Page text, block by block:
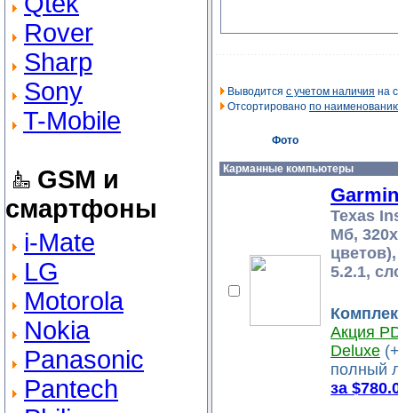
Rover
Sharp
Sony
T-Mobile
GSM и
смартфоны
i-Mate
LG
Motorola
Nokia
Panasonic
Pantech
Выводится с учетом наличия на
Отсортировано по
Фото
Карманные компьютеры
Texas
Мб,
5.2.1,
Акция
Deluxe
полный
за